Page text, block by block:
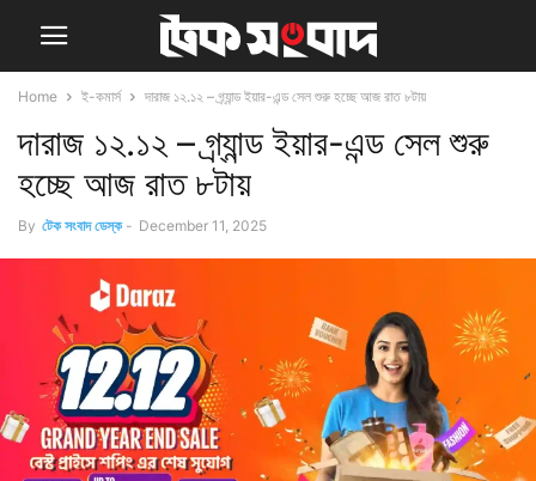
Home ই-কমার্স দারাজ ১২.১২ – গ্র্যান্ড ইয়ার-এন্ড সেল শুরু হচ্ছে আজ রাত ৮টায়
দারাজ ১২.১২ – গ্র্যান্ড ইয়ার-এন্ড সেল শুরু
হচ্ছে আজ রাত ৮টায়
By টেক সংবাদ ডেস্ক - December 11, 2025